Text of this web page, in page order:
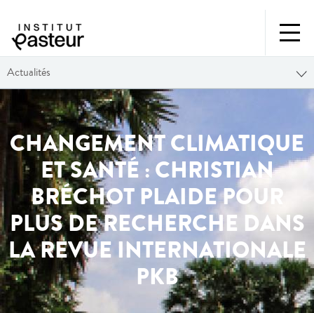
Actualités
CHANGEMENT CLIMATIQUE
ET SANTÉ : CHRISTIAN
BRÉCHOT PLAIDE POUR
PLUS DE RECHERCHE DANS
LA REVUE INTERNATIONALE
PKB